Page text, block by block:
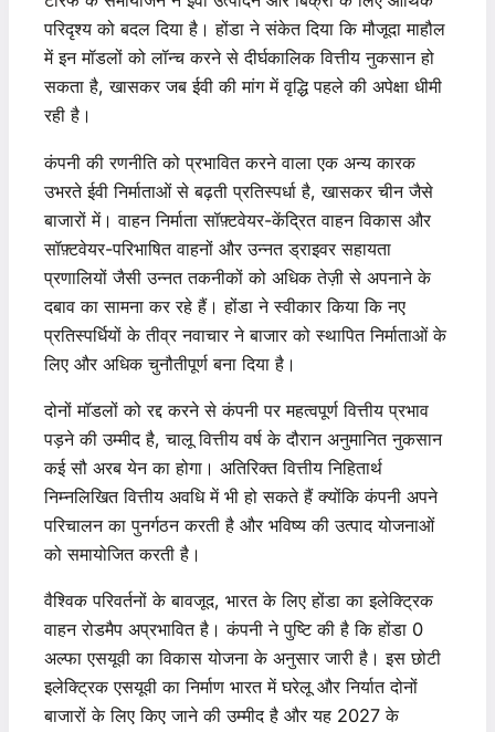
परिदृश्य को बदल दिया है। होंडा ने संकेत दिया कि मौजूदा माहौल
में इन मॉडलों को लॉन्च करने से दीर्घकालिक वित्तीय नुकसान हो
सकता है, खासकर जब ईवी की मांग में वृद्धि पहले की अपेक्षा धीमी
रही है।
कंपनी की रणनीति को प्रभावित करने वाला एक अन्य कारक
उभरते ईवी निर्माताओं से बढ़ती प्रतिस्पर्धा है, खासकर चीन जैसे
बाजारों में। वाहन निर्माता सॉफ़्टवेयर-केंद्रित वाहन विकास और
सॉफ़्टवेयर-परिभाषित वाहनों और उन्नत ड्राइवर सहायता
प्रणालियों जैसी उन्नत तकनीकों को अधिक तेज़ी से अपनाने के
दबाव का सामना कर रहे हैं। होंडा ने स्वीकार किया कि नए
प्रतिस्पर्धियों के तीव्र नवाचार ने बाजार को स्थापित निर्माताओं के
लिए और अधिक चुनौतीपूर्ण बना दिया है।
दोनों मॉडलों को रद्द करने से कंपनी पर महत्वपूर्ण वित्तीय प्रभाव
पड़ने की उम्मीद है, चालू वित्तीय वर्ष के दौरान अनुमानित नुकसान
कई सौ अरब येन का होगा। अतिरिक्त वित्तीय निहितार्थ
निम्नलिखित वित्तीय अवधि में भी हो सकते हैं क्योंकि कंपनी अपने
परिचालन का पुनर्गठन करती है और भविष्य की उत्पाद योजनाओं
को समायोजित करती है।
वैश्विक परिवर्तनों के बावजूद, भारत के लिए होंडा का इलेक्ट्रिक
वाहन रोडमैप अप्रभावित है। कंपनी ने पुष्टि की है कि होंडा 0
अल्फा एसयूवी का विकास योजना के अनुसार जारी है। इस छोटी
इलेक्ट्रिक एसयूवी का निर्माण भारत में घरेलू और निर्यात दोनों
बाजारों के लिए किए जाने की उम्मीद है और यह 2027 के